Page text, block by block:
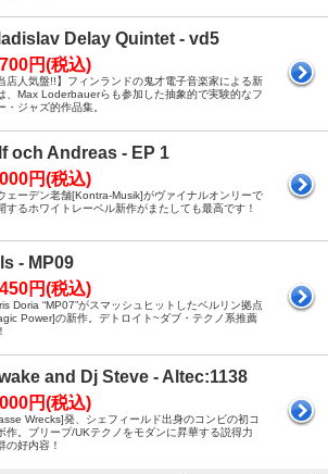
Delay Quintet - vd5
円(税込)
店人気盤!!】フィンランドの鬼才電子音楽家による新
、Max Loderbauerらも参加した抽象的で実験的なフ
・ジャズ的作品集。
och Andreas - EP 1
円(税込)
ェーデン老舗[Kontra-Musik]がヴァイナルオンリーで
するホワイトレーベル新作がまたしても最高です！
- MP09
円(税込)
Doria “MP07”がスマッシュヒットしたベルリン拠点
Power]の新作。デトロイト~ダブ・テクノ系推薦
and Dj Steve - Altec:1138
円(税込)
Wrecks]発、シェフィールド出身のコンビの初コ
作。ブリープ/UKテクノをモダンに昇華する説得力
の好内容！